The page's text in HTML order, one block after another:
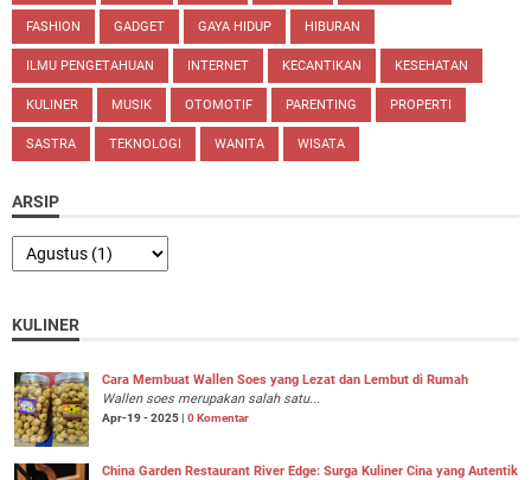
FASHION GADGET GAYA HIDUP HIBURAN
ILMU PENGETAHUAN INTERNET KECANTIKAN KESEHATAN
KULINER MUSIK OTOMOTIF PARENTING PROPERTI
SASTRA TEKNOLOGI WANITA WISATA
ARSIP
KULINER
Cara Membuat Wallen Soes yang Lezat dan Lembut di Rumah
Wallen soes merupakan salah satu...
Apr-19 - 2025 | 0 Komentar
China Garden Restaurant River Edge: Surga Kuliner Cina yang Autentik